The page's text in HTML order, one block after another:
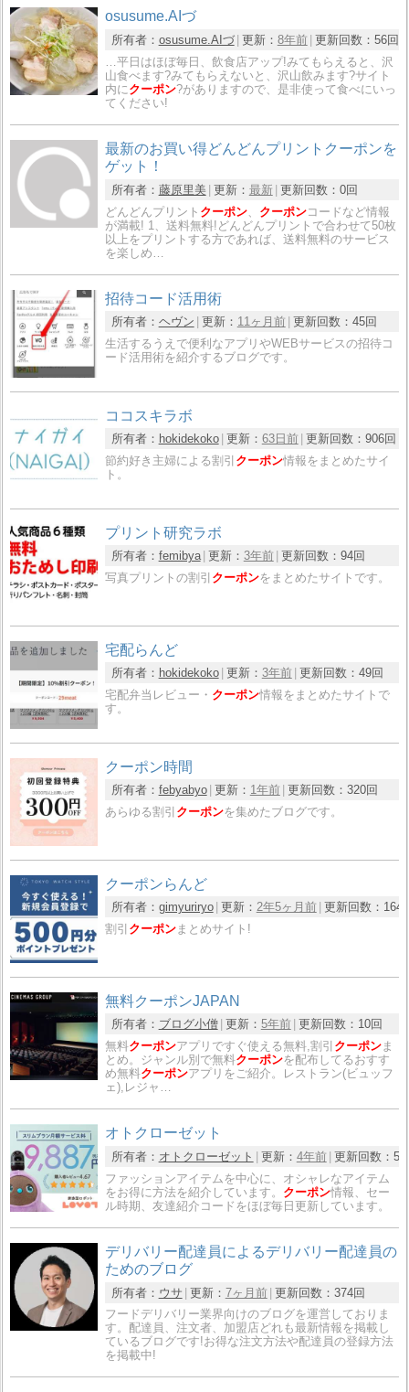
osusume.AIづ
所有者： osusume.AIづ 更新： 8年前 更新回数： 56回
…平日はほぼ毎日、飲食店アップ!みてもらえると、沢
山食べます?みてもらえないと、沢山飲みます?サイト
内にクーポン?がありますので、是非使って食べにいっ
てください!
最新のお買い得どんどんプリントクーポンを
ゲット！
所有者： 藤原里美 更新： 最新 更新回数： 0回
どんどんプリント クーポン クーポンコードなど情報
が満載! 1、送料無料!どんどんプリントで合わせて50枚
以上をプリントする方であれば、送料無料のサービス
を楽しめ…
招待コード活用術
所有者： ヘヴン 更新： 11ヶ月前 更新回数： 45回
生活するうえで便利なアプリやWEBサービスの招待コ
ード活用術を紹介するブログです。
ココスキラボ
所有者： hokidekoko 更新： 63日前 更新回数： 906回
節約好き主婦による割引 クーポン情報をまとめたサイ
ト。
プリント研究ラボ
所有者： femibya 更新： 3年前 更新回数： 94回
写真プリントの割引 クーポンをまとめたサイトです。
宅配らんど
所有者： hokidekoko 更新： 3年前 更新回数： 49回
宅配弁当レビュー・ クーポン情報をまとめたサイトで
す。
クーポン時間
所有者： febyabyo 更新： 1年前 更新回数： 320回
あらゆる割引 クーポンを集めたブログです。
クーポンらんど
所有者： gimyuriryo 更新： 2年5ヶ月前 更新回数： 164
割引 クーポンまとめサイト!
無料クーポンJAPAN
所有者： ブログ小僧 更新： 5年前 更新回数： 10回
無料クーポンアプリですぐ使える無料,割引 クーポンま
とめ。ジャンル別で無料クーポンを配布してるおすす
め無料クーポンアプリをご紹介。レストラン(ビュッフ
ェ),レジャ…
オトクローゼット
所有者： オトクローゼット 更新： 4年前 更新回数： 5
ファッションアイテムを中心に、オシャレなアイテム
をお得に方法を紹介しています。 クーポン情報、セー
ル時期、友達紹介コードをほぼ毎日更新しています。
デリバリー配達員によるデリバリー配達員の
ためのブログ
所有者： ウサ 更新： 7ヶ月前 更新回数： 374回
フードデリバリー業界向けのブログを運営しておりま
す。配達員、注文者、加盟店どれも最新情報を掲載し
ているブログです!お得な注文方法や配達員の登録方法
を掲載中!